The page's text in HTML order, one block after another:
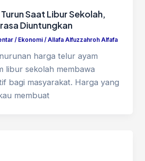
Saat Libur Sekolah,
Diuntungkan
/ Ekonomi/Allafa Alfuzzahroh Alfafa
harga telur ayam
libur sekolah membawa
bagi masyarakat. Harga yang
membuat